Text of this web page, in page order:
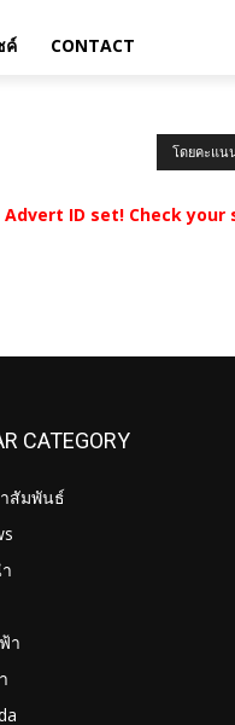
ค์ CONTACT
โดยคะแน
Advert ID set! Check your
CATEGORY
สัมพันธ์
า